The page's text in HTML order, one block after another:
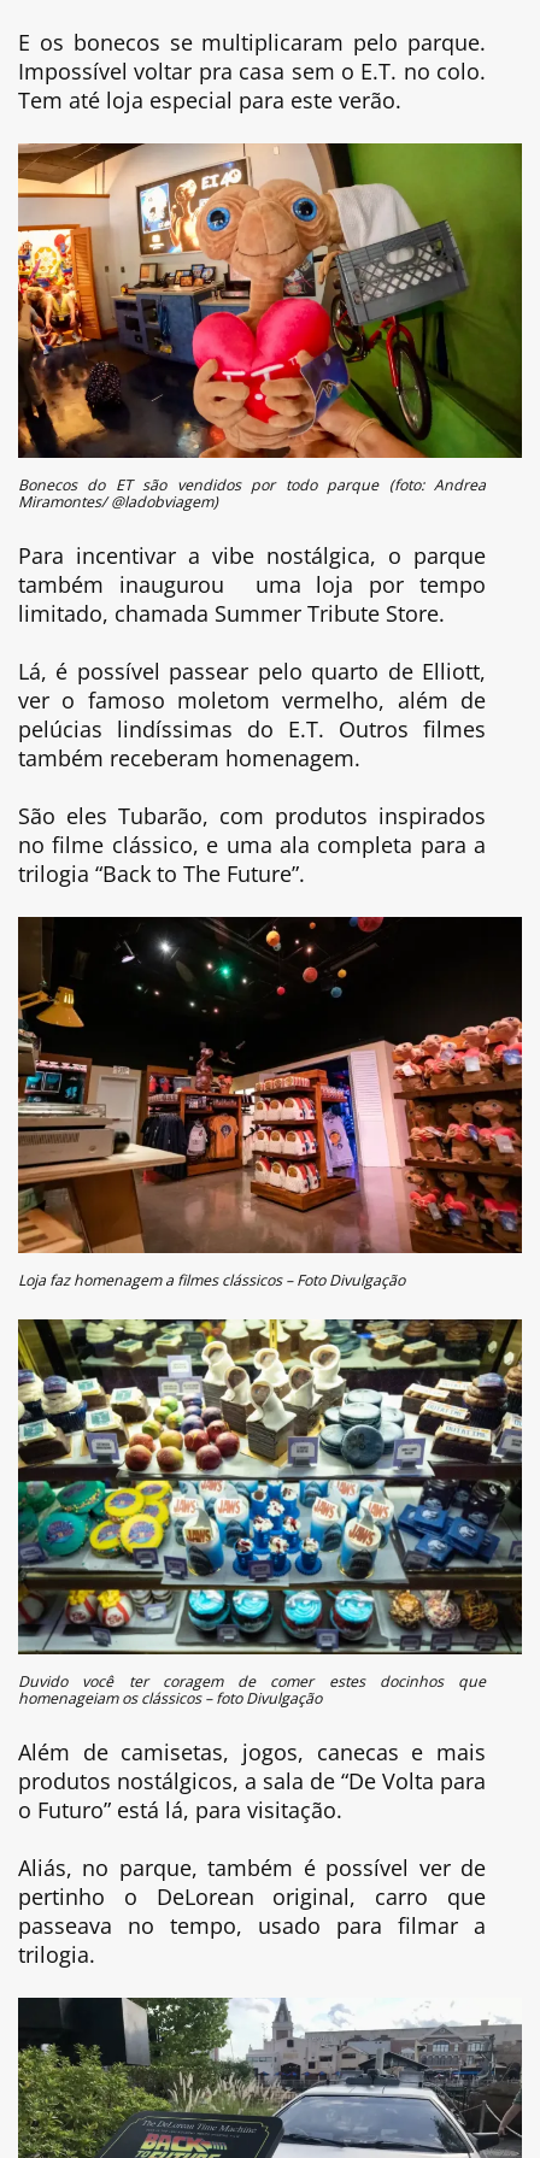
E os bonecos se multiplicaram pelo parque.
Impossível voltar pra casa sem o E.T. no colo.
Tem até loja especial para este verão.
Bonecos do ET são vendidos por todo parque (foto: Andrea
Miramontes/ @ladobviagem)
Para incentivar a vibe nostálgica, o parque
também inaugurou uma loja por tempo
limitado, chamada Summer Tribute Store.
Lá, é possível passear pelo quarto de Elliott,
ver o famoso moletom vermelho, além de
pelúcias lindíssimas do E.T. Outros filmes
também receberam homenagem.
São eles Tubarão, com produtos inspirados
no filme clássico, e uma ala completa para a
trilogia “Back to The Future”.
Loja faz homenagem a filmes clássicos – Foto Divulgação
Duvido você ter coragem de comer estes docinhos que
homenageiam os clássicos – foto Divulgação
Além de camisetas, jogos, canecas e mais
produtos nostálgicos, a sala de “De Volta para
o Futuro” está lá, para visitação.
Aliás, no parque, também é possível ver de
pertinho o DeLorean original, carro que
passeava no tempo, usado para filmar a
trilogia.